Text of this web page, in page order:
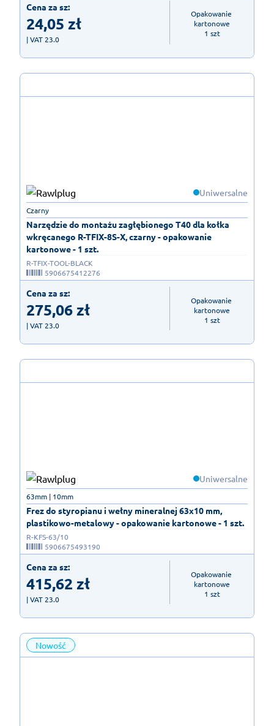
Cena za sz:
24,05 zł
| VAT 23.0
Opakowanie
kartonowe
1 szt
Uniwersalne
Narzędzie do montażu zagłębionego T40 dla kołka
wkręcanego R-TFIX-8S-X, czarny - opakowanie
kartonowe - 1 szt.
Czarny
R-TFIX-TOOL-BLACK
5906675412276
Cena za sz:
275,06zł
| VAT 23.0
Opakowanie
kartonowe
1 szt
Uniwersalne
Frez do styropianu i wełny mineralnej 63x10 mm,
plastikowo-metalowy - opakowanie kartonowe - 1 szt.
63mm | 10mm
R-KFS-63/10
5906675493190
Cena za sz:
415,62 zł
| VAT 23.0
Opakowanie
kartonowe
1 szt
Nowość